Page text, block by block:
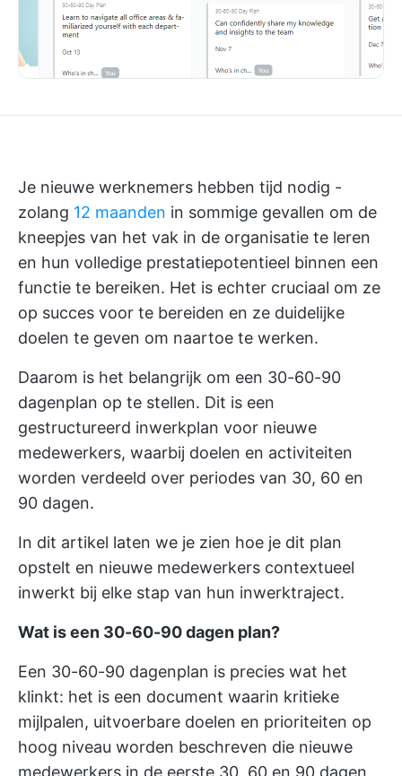
Je nieuwe werknemers hebben tijd nodig -
zolang 12 maanden in sommige gevallen om de
kneepjes van het vak in de organisatie te leren
en hun volledige prestatiepotentieel binnen een
functie te bereiken. Het is echter cruciaal om ze
op succes voor te bereiden en ze duidelijke
doelen te geven om naartoe te werken.
Daarom is het belangrijk om een 30-60-90
dagenplan op te stellen. Dit is een
gestructureerd inwerkplan voor nieuwe
medewerkers, waarbij doelen en activiteiten
worden verdeeld over periodes van 30, 60 en
90 dagen.
In dit artikel laten we je zien hoe je dit plan
opstelt en nieuwe medewerkers contextueel
inwerkt bij elke stap van hun inwerktraject.
Wat is een 30-60-90 dagen plan?
Een 30-60-90 dagenplan is precies wat het
klinkt: het is een document waarin kritieke
mijlpalen, uitvoerbare doelen en prioriteiten op
hoog niveau worden beschreven die nieuwe
medewerkers in de eerste 30, 60 en 90 dagen